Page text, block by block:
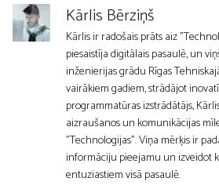
Kārlis Bērziņš
Kārlis ir radošais prāts aiz
piesaistīja digitālais pasaulē, un
inženierijas grādu Rīgas
vairākiem gadiem, strādājot
programmatūras izstrādātājs,
aizraušanos un komunikācijas
"Technologijas". Viņa mērķis ir
informāciju pieejamu un izveidot
entuziastiem visā pasaulē.